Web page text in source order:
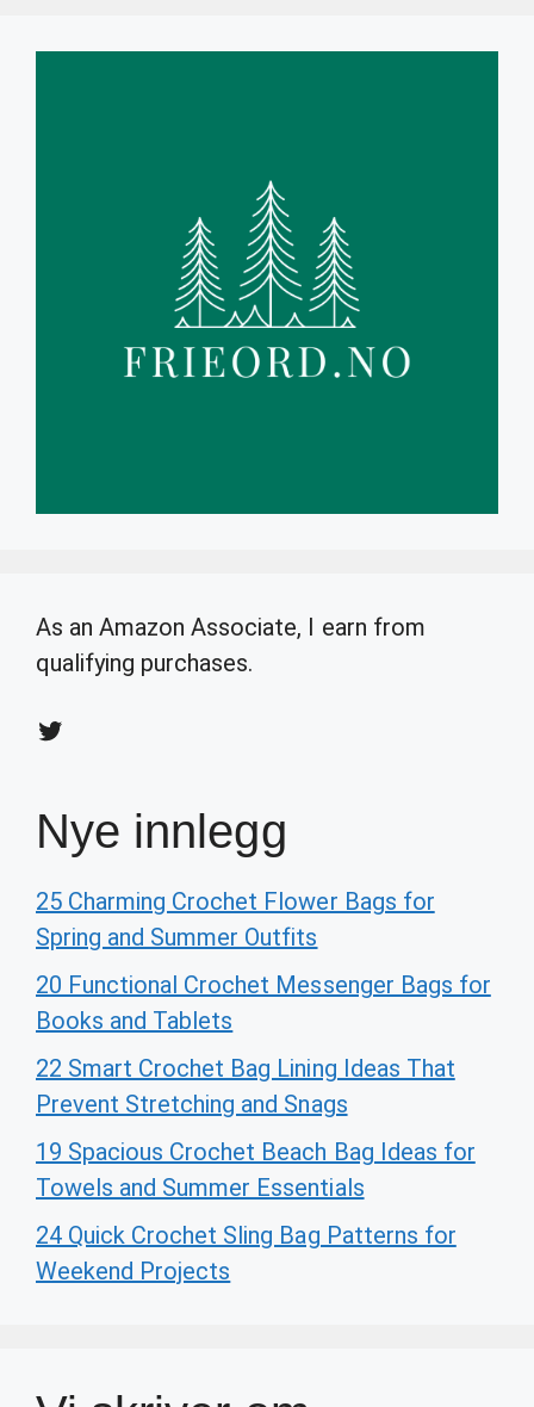
As an Amazon Associate, I earn from
qualifying purchases.
Twitter
Nye innlegg
25 Charming Crochet Flower Bags for
Spring and Summer Outfits
20 Functional Crochet Messenger Bags for
Books and Tablets
22 Smart Crochet Bag Lining Ideas That
Prevent Stretching and Snags
19 Spacious Crochet Beach Bag Ideas for
Towels and Summer Essentials
24 Quick Crochet Sling Bag Patterns for
Weekend Projects